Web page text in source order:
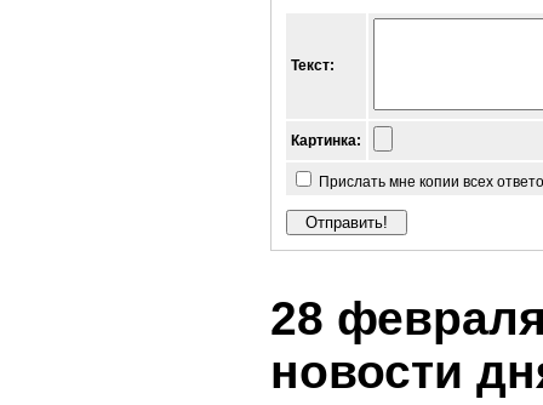
Текст:
Картинка:
Прислать мне копии всех
28
новости